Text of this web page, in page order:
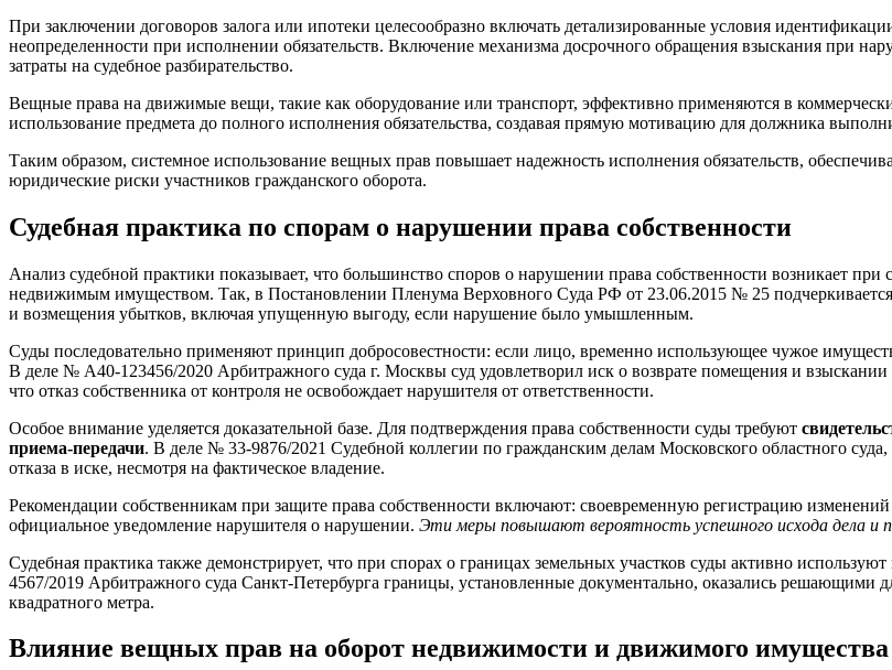
При заключении договоров залога или ипотеки целесообразно включать детализированные условия
неопределенности при исполнении обязательств. Включение механизма досрочного обращения взыскания при
затраты на судебное разбирательство.
Вещные права на движимые вещи, такие как оборудование или транспорт, эффективно применяются в
использование предмета до полного исполнения обязательства, создавая прямую мотивацию для должника
Таким образом, системное использование вещных прав повышает надежность исполнения обязательств,
юридические риски участников гражданского оборота.
Судебная практика по спорам о нарушении права собственности
Анализ судебной практики показывает, что большинство споров о нарушении права собственности возникает при
недвижимым имуществом. Так, в Постановлении Пленума Верховного Суда РФ от 23.06.2015 № 25
и возмещения убытков, включая упущенную выгоду, если нарушение было умышленным.
Суды последовательно применяют принцип добросовестности: если лицо, временно использующее чужое
В деле № А40-123456/2020 Арбитражного суда г. Москвы суд удовлетворил иск о возврате помещения и
что отказ собственника от контроля не освобождает нарушителя от ответственности.
Особое внимание уделяется доказательной базе. Для подтверждения права собственности суды требуют
приема-передачи. В деле № 33-9876/2021 Судебной коллегии по гражданским делам Московского областного
отказа в иске, несмотря на фактическое владение.
Рекомендации собственникам при защите права собственности включают: своевременную регистрацию
официальное уведомление нарушителя о нарушении. Эти меры повышают вероятность успешного исхода дела и
Судебная практика также демонстрирует, что при спорах о границах земельных участков суды активно
4567/2019 Арбитражного суда Санкт-Петербурга границы, установленные документально, оказались решающими
квадратного метра.
Влияние вещных прав на оборот недвижимости и движимого имущества